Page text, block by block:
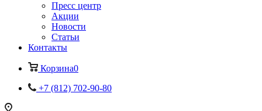
Пресс центр
Акции
Новости
Статьи
Контакты
Корзина0
+7 (812) 702-90-80